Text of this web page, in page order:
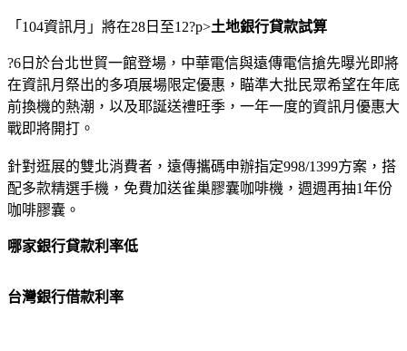
「104資訊月」將在28日至12?p>土地銀行貸款試算
?6日於台北世貿一館登場，中華電信與遠傳電信搶先曝光即將
在資訊月祭出的多項展場限定優惠，瞄準大批民眾希望在年底
前換機的熱潮，以及耶誕送禮旺季，一年一度的資訊月優惠大
戰即將開打。
針對逛展的雙北消費者，遠傳攜碼申辦指定998/1399方案，搭
配多款精選手機，免費加送雀巢膠囊咖啡機，週週再抽1年份
咖啡膠囊。
哪家銀行貸款利率低
台灣銀行借款利率